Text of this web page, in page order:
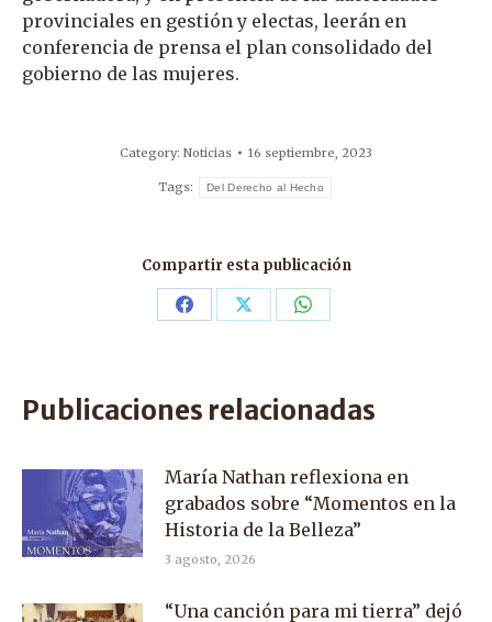
provinciales en gestión y electas, leerán en
conferencia de prensa el plan consolidado del
gobierno de las mujeres.
Category: Noticias 16 septiembre, 2023
Tags: Del Derecho al Hecho
Compartir esta publicación
Share Share Share
Publicaciones relacionadas
María Nathan reflexiona en
grabados sobre “Momentos en la
Historia de la Belleza”
3 agosto, 2026
“Una canción para mi tierra” dejó